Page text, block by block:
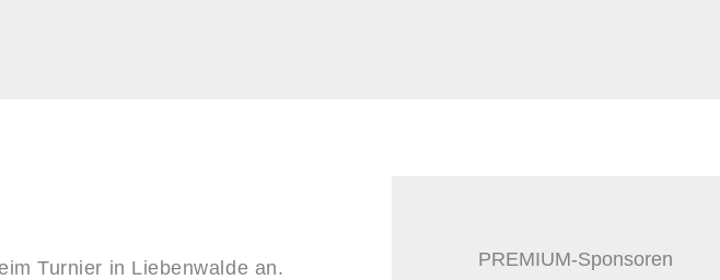
Turnier in Liebenwalde an.
PREMIUM-Sponsoren